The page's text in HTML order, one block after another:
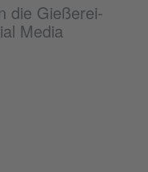
die Gießerei-
Media